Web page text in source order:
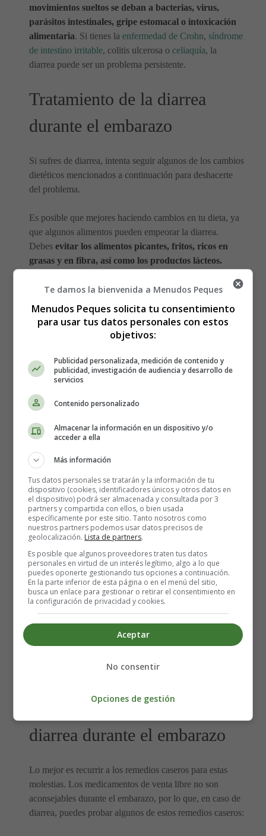
movimientos sueltos se deban a bacterias, virus,
parásitos intestinales, gripe estomacal o intoxicación
alimentaria. Si tienes la enfermedad de Crohn, síndrome
de intestino irritable, colitis ulcerosa o celiaquía, la
diarrea puede ser un problema persistente.
Tratamiento de la diarrea
durante el embarazo
Si sufres de diarrea, intenta seguir algunos de los cambios
dietéticos mencionados a continuación para deshacerte
del problema.
Es posible que mejores haciendo cambios en tu dieta, ya
que algunos alimentos pueden empeorar la diarrea.
Debes evitar los alimentos picantes, fritos, ricos en
grasas y en fibra, así como los productos lácteos.
Si eres intolerante a la lactosa, asegúrate de compensar
tu baja ingesta de calcio incluyendo en tu dieta otros
alimentos ricos en calcio
de uva, ya que pueden agravar el problema. También
es mejorevitar las bebidas con cafeína y
especias y las golosinas azucaradas como caramelos y
zumos y caldos para sustituir los electrolitos perdidos
que los zumos y los caldos ayudan a reponer los niveles
de potasio y sodio en el cuerpo. Se aconseja tomar la
terapia de rehidratación oral porque es uno de los
métodos más eficaces para controlar la diarrea.
Los medicamentos pueden ser una de las causas de la
diarrea, pero el cuerpo suele adaptarse a ellos después de
algún tiempo. Si tus vitaminas prenatales te están
causando diarrea, el médico puede cambiar los
suplementos prescritos o ayudarte tratando la diarrea de
otra manera. Recuerda queno debes tomar ningún
medicamento antidiarreico de venta libre sin
Remedios caseros para la
diarrea durante el embarazo
Lo mejor es recurrir a los remedios caseros para estas
molestias. Los medicamentos de venta libre no son
aconsejables durante el embarazo, por lo que, en caso de
diarrea, puedes probar algunos de estos remedios caseros:
Te damos la bienvenida a Menudos Peques
Menudos Peques solicita tu consentimiento
para usar tus datos personales con estos
objetivos:
Publicidad personalizada, medición de contenido y
publicidad, investigación de audiencia y desarrollo de
servicios
Contenido personalizado
Almacenar la información en un dispositivo y/o
acceder a ella
Más información
Tus datos personales se tratarán y la información de tu
dispositivo (cookies, identificadores únicos y otros datos en
el dispositivo) podrá ser almacenada y consultada por 3
partners y compartida con ellos, o bien usada
específicamente por este sitio. Tanto nosotros como
nuestros partners podemos usar datos precisos de
geolocalización. Lista de partners.
Es posible que algunos proveedores traten tus datos
personales en virtud de un interés legítimo, algo a lo que
puedes oponerte gestionando tus opciones a continuación.
En la parte inferior de esta página o en el menú del sitio,
busca un enlace para gestionar o retirar el consentimiento en
la configuración de privacidad y cookies.
Aceptar
No consentir
Opciones de gestión